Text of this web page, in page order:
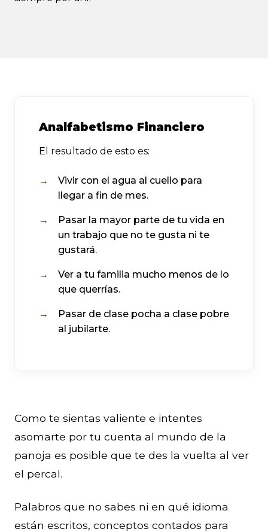
Analfabetismo Financiero
El resultado de esto es:
Vivir con el agua al cuello para
llegar a fin de mes.
Pasar la mayor parte de tu vida en
un trabajo que no te gusta ni te
gustará.
Ver a tu familia mucho menos de lo
que querrías.
Pasar de clase pocha a clase pobre
al jubilarte.
Como te sientas valiente e intentes
asomarte por tu cuenta al mundo de la
panoja es posible que te des la vuelta al ver
el percal.
Palabros que no sabes ni en qué idioma
están escritos, conceptos contados para